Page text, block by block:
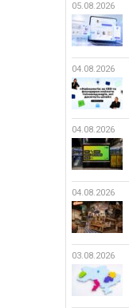
05.08.2026
04.08.2026
04.08.2026
04.08.2026
03.08.2026